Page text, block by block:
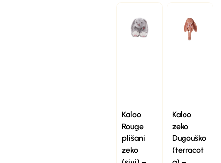
Kaloo
Rouge
plišani
zeko
Kaloo
zeko
Dugouško
(terracot